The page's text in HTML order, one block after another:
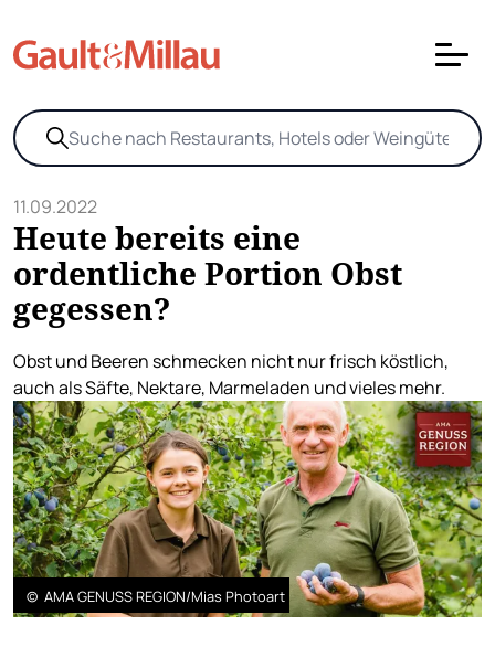
11.09.2022
Heute bereits eine
ordentliche Portion Obst
gegessen?
Obst und Beeren schmecken nicht nur frisch köstlich,
auch als Säfte, Nektare, Marmeladen und vieles mehr.
© AMA GENUSS REGION/Mias Photoart